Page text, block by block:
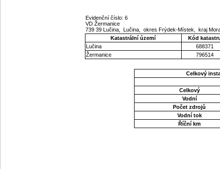
Evidenční číslo: 6
VD Žermanice
739 39 Lučina, Lučina, okres Frýdek-Místek, kraj
Katastrální území
Kód
Lučina
688371
Žermanice
796514
Celkový
Celkový
Vodní
Počet zdrojů
Vodní tok
Říční km